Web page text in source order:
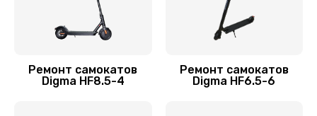
Замена камеры
Ремонт самокатов
Digma HF8.5-4
Ремонт самокатов
Digma HF6.5-6